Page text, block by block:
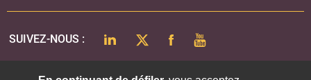
SUIVEZ-NOUS : LINKEDINTWITTERFACEBOOK
YOUTUBE